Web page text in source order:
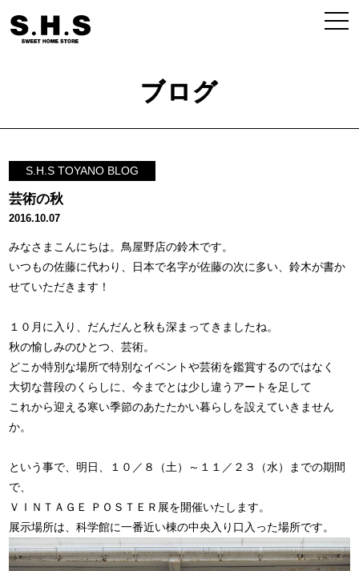
ブログ
S.H.S TOYANO BLOG
芸術の秋
2016.10.07
みなさまこんにちは。鳥屋野店の鈴木です。
いつもの佐藤に代わり、日本で名字が佐藤の次に多い、鈴木が書か
せていただきます！
１０月に入り、だんだんと秋も深まってきましたね。
秋の愉しみのひとつ、芸術。
どこか特別な場所で特別なイベントや芸術を鑑賞するのではなく
大切な普段のくらしに、今までとは少し違うアートを足して
これから迎える寒い季節のあたたかい暮らしを設えていきません
か。
という事で、明日、１０／８（土）～１１／２３（水）までの期間
で、
ＶＩＮＴＡＧＥ ＰＯＳＴＥＲ展を開催いたします。
展示場所は、科学館に一番近い棟の中央入り口入った場所です。